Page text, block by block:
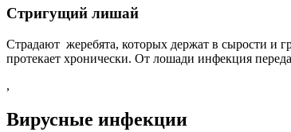
Стригущий лишай
Страдают жеребята, которых держат в сырости и
протекает хронически. От лошади инфекция
,
Вирусные инфекции